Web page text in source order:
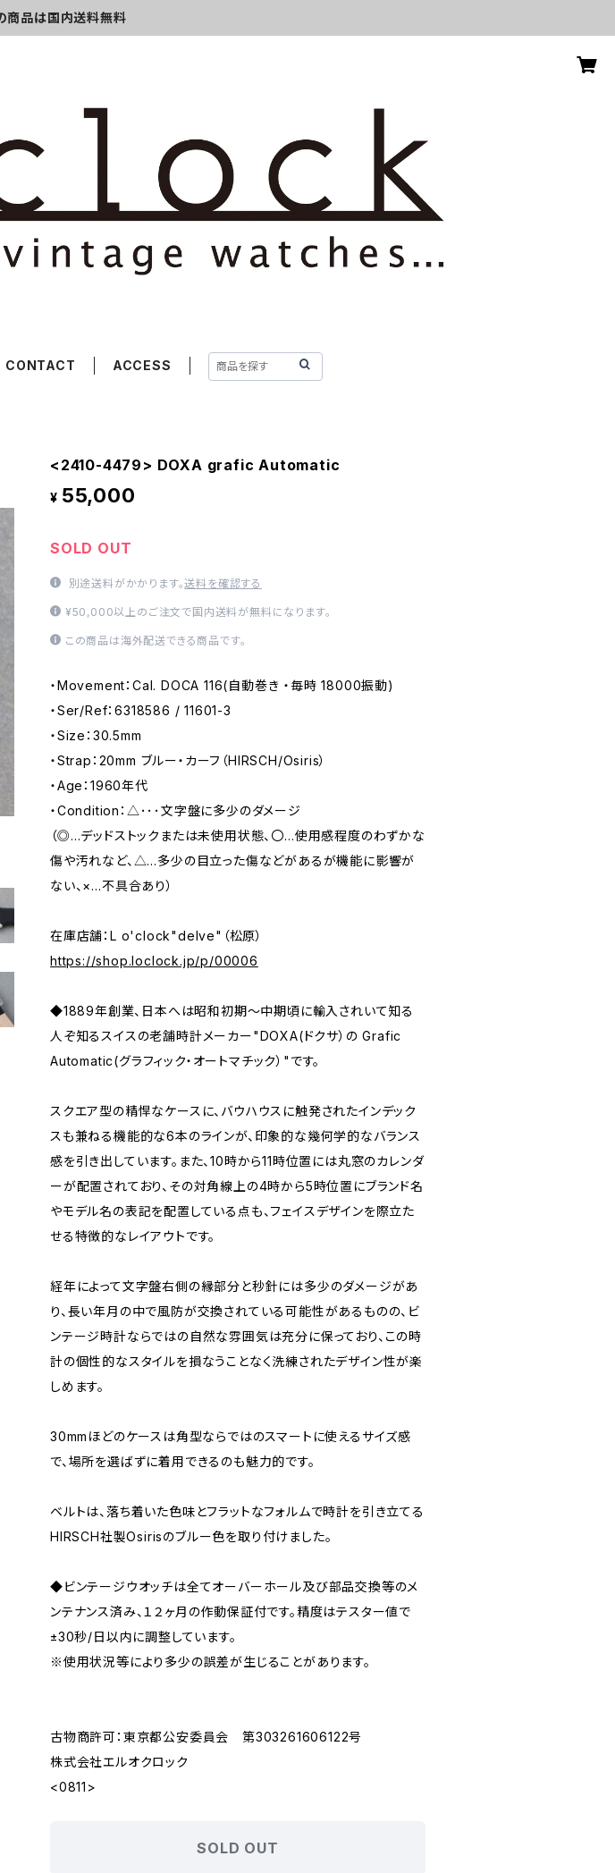
品は国内送料無料
CONTACT ACCESS
<2410-4479> DOXA grafic Automatic
¥ 55,000
SOLD OUT
別途送料がかかります。送料を確認する
¥50,000以上のご注文で国内送料が無料になります。
この商品は海外配送できる商品です。
・Movement：Cal. DOCA 116(自動巻き ・毎時 18000振動)
・Ser/Ref：6318586 / 11601-3
・Size：30.5mm
・Strap：20mm ブルー・カーフ（HIRSCH/Osiris）
・Age：1960年代
・Condition：△･･･文字盤に多少のダメージ
（◎…デッドストックまたは未使用状態、〇…使用感程度のわずかな
傷や汚れなど、△…多少の目立った傷などがあるが機能に影響が
ない、×…不具合あり）
在庫店舗：L o'clock"delve"（松原）
https://shop.loclock.jp/p/00006
◆1889年創業、日本へは昭和初期～中期頃に輸入されいて知る
人ぞ知るスイスの老舗時計メーカー"DOXA(ドクサ）の Grafic
Automatic(グラフィック・オートマチック）"です。
スクエア型の精悍なケースに、バウハウスに触発されたインデック
スも兼ねる機能的な6本のラインが、印象的な幾何学的なバランス
感を引き出しています。また、10時から11時位置には丸窓のカレンダ
ーが配置されており、その対角線上の4時から5時位置にブランド名
やモデル名の表記を配置している点も、フェイスデザインを際立た
せる特徴的なレイアウトです。
経年によって文字盤右側の縁部分と秒針には多少のダメージがあ
り、長い年月の中で風防が交換されている可能性があるものの、ビ
ンテージ時計ならではの自然な雰囲気は充分に保っており、この時
計の個性的なスタイルを損なうことなく洗練されたデザイン性が楽
しめます。
30mmほどのケースは角型ならではのスマートに使えるサイズ感
で、場所を選ばずに着用できるのも魅力的です。
ベルトは、落ち着いた色味とフラットなフォルムで時計を引き立てる
HIRSCH社製Osirisのブルー色を取り付けました。
◆ビンテージウオッチは全てオーバーホール及び部品交換等のメ
ンテナンス済み、１２ヶ月の作動保証付です。精度はテスター値で
±30秒/日以内に調整しています。
※使用状況等により多少の誤差が生じることがあります。
古物商許可：東京都公安委員会 第303261606122号
株式会社エルオクロック
<0811>
SOLD OUT